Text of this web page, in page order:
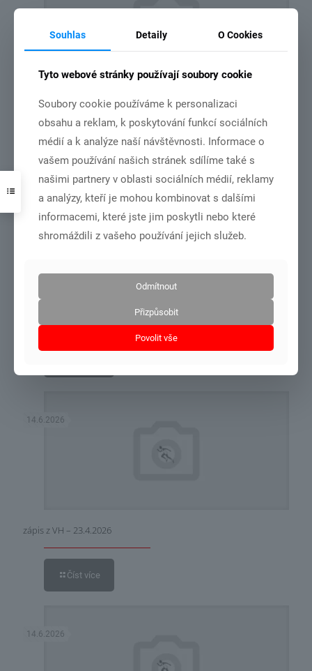
zápis 6/2026
Číst více
14.6.2026
zápis z VH – 23.4.2026
Číst více
14.6.2026
Souhlas Detaily O Cookies
Tyto webové stránky používají soubory cookie
Soubory cookie používáme k personalizaci
obsahu a reklam, k poskytování funkcí sociálních
médií a k analýze naší návštěvnosti. Informace o
vašem používání našich stránek sdílíme také s
našimi partnery v oblasti sociálních médií, reklamy
a analýzy, kteří je mohou kombinovat s dalšími
informacemi, které jste jim poskytli nebo které
shromáždili z vašeho používání jejich služeb.
Odmítnout
Přizpůsobit
Povolit vše